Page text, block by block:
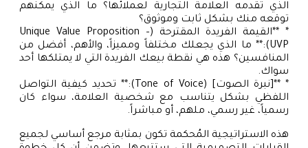
الذي تقدمه العلامة التجارية لعملائها؟ ما الذي يمكنهم
توقعه منك بشكل ثابت وموثوق؟
* **القيمة الفريدة المقترحة (Unique Value Proposition –
UVP):** ما الذي يجعلك مختلفاً ومميزاً، والأهم، أفضل من
المنافسين؟ هذه هي نقطة بيعك الفريدة التي لا يمتلكها أحد
سواك.
* **[نبرة الصوت] (Tone of Voice):** تحديد كيفية التواصل
اللفظي بشكل يتناسب مع شخصية العلامة، سواء كان
رسمياً، غير رسمي، ملهم، أو مباشراً.
هذه الاستراتيجية المُحكمة تكون بمثابة مرجع أساسي لجميع